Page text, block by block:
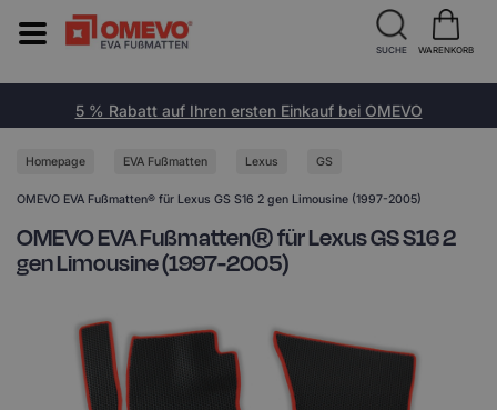
5 % Rabatt auf Ihren ersten Einkauf bei OMEVO
Homepage EVA Fußmatten Lexus GS
OMEVO EVA Fußmatten® für Lexus GS S16 2 gen Limousine (1997-2005)
OMEVO EVA Fußmatten® für Lexus GS S16 2
gen Limousine (1997-2005)
SUCHE WARENKORB